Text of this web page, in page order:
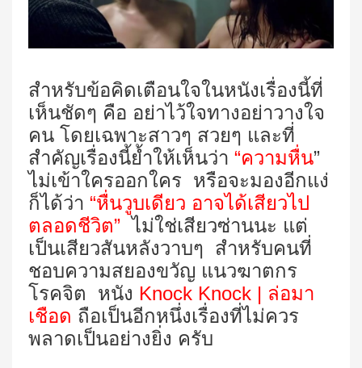
สำหรับข้อคิดเตือนใจในหนังเรื่องนี้ที่
เห็นชัดๆ คือ อย่าไว้ใจทางอย่าวางใจ
คน โดยเฉพาะสาวๆ สวยๆ และที่
สำคัญเรื่องนี้ย้ำให้เห็นว่า “ความหื่น”
ไม่เข้าใครออกใคร หรือจะมองอีกแง่
ก็ได้ว่า “หื่นวูบเดียว อาจได้เสียวไป
ตลอดชีวิต” ไม่ใช่เสียวซ่านนะ แต่
เป็นเสียวสันหลังวาบๆ
สำหรับคนที่
ชอบความสยองขวัญ แนวฆาตกร
โรคจิต หนัง Knock Knock | ล่อมา
เชือด ถือเป็นอีกหนึ่งเรื่องที่ไม่ควร
พลาดเป็นอย่างยิ่ง ครับ